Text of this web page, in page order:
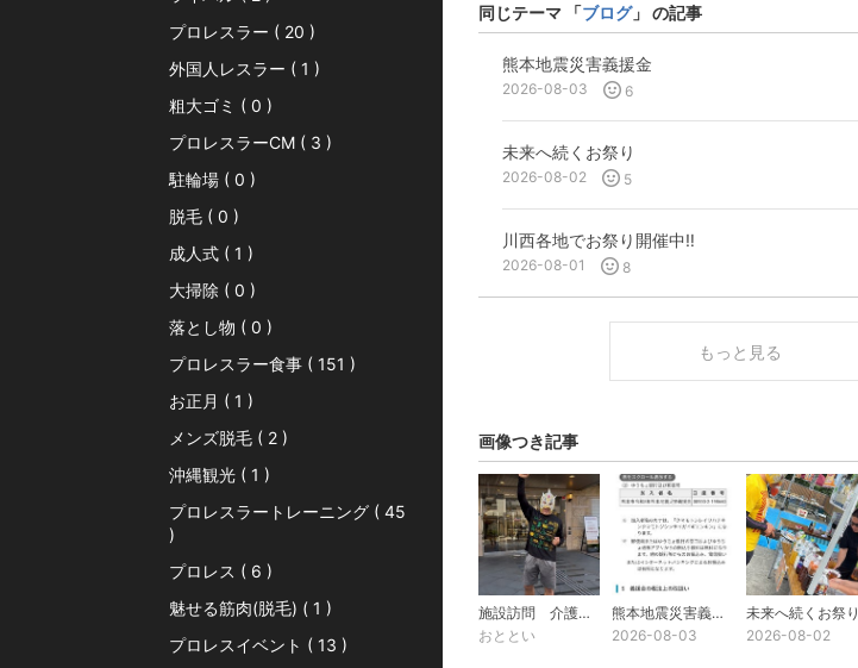
同じテーマ 「ブログ」 の記事
熊本地震災害義援金
2026-08-03 6
未来へ続くお祭り
2026-08-02 5
川西各地でお祭り開催中‼️
2026-08-01 8
もっと見る
画像つき記事
施設訪問 介護付有料老人ホーム 花咲池田21
おととい
熊本地震災害義援金
2026-08-03
未来へ続くお祭り
2026-08-02
プロレスラー ( 20 )
外国人レスラー ( 1 )
粗大ゴミ ( 0 )
プロレスラーCM ( 3 )
駐輪場 ( 0 )
脱毛 ( 0 )
成人式 ( 1 )
大掃除 ( 0 )
落とし物 ( 0 )
プロレスラー食事 ( 151 )
お正月 ( 1 )
メンズ脱毛 ( 2 )
沖縄観光 ( 1 )
プロレスラートレーニング ( 45
)
プロレス ( 6 )
魅せる筋肉(脱毛) ( 1 )
プロレスイベント ( 13 )